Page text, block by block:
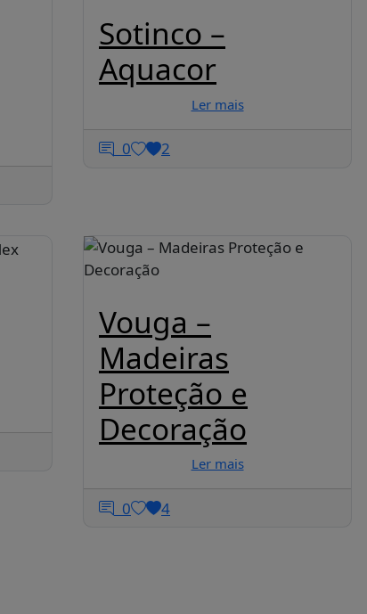
Sotinco –
Aquacor
Ler mais
0 2
Vouga –
Madeiras
Proteção e
Decoração
Ler mais
0 4